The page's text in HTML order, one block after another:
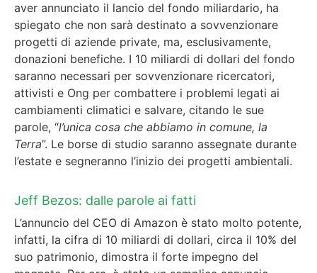
aver annunciato il lancio del fondo miliardario, ha
spiegato che non sarà destinato a sovvenzionare
progetti di aziende private, ma, esclusivamente,
donazioni benefiche. I 10 miliardi di dollari del fondo
saranno necessari per sovvenzionare ricercatori,
attivisti e Ong per combattere i problemi legati ai
cambiamenti climatici e salvare, citando le sue
parole, “l’unica cosa che abbiamo in comune, la
Terra”. Le borse di studio saranno assegnate durante
l’estate e segneranno l’inizio dei progetti ambientali.
Jeff Bezos: dalle parole ai fatti
L’annuncio del CEO di Amazon è stato molto potente,
infatti, la cifra di 10 miliardi di dollari, circa il 10% del
suo patrimonio, dimostra il forte impegno del